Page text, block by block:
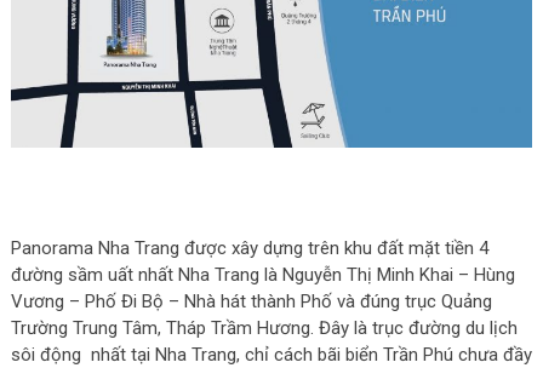
Panorama Nha Trang được xây dựng trên khu đất mặt tiền 4
đường sầm uất nhất Nha Trang là Nguyễn Thị Minh Khai – Hùng
Vương – Phố Đi Bộ – Nhà hát thành Phố và đúng trục Quảng
Trường Trung Tâm, Tháp Trầm Hương. Đây là trục đường du lịch
sôi động nhất tại Nha Trang, chỉ cách bãi biển Trần Phú chưa đầy